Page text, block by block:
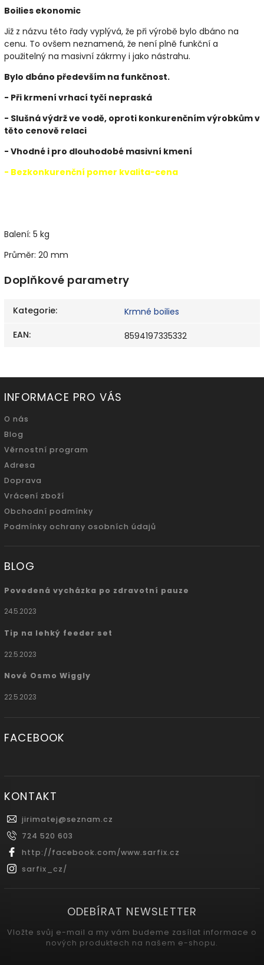
Boilies ekonomic
Již z názvu této řady vyplývá, že při výrobě bylo dbáno na
cenu. To ovšem neznamená, že není plně funkční a
použitelný na masivní zákrmy i jako nástrahu.
Bylo dbáno především na funkčnost.
- Při krmení vrhací tyčí nepraská
- Slušná výdrž ve vodě, oproti konkurenčním výrobkům v
těto cenově relaci
- Vhodné i pro dlouhodobé masivní kmení
- Bezkonkurenční pomer kvalita-cena
Balení: 5 kg
Průměr: 20 mm
Doplňkové parametry
Kategorie:
Krmné boilies
EAN: 8594197335332
INFORMACE PRO VÁS
O nás
Blog
Věrnostní program
Adresa
Doprava
Vrácení zboží
Obchodní podmínky
Podmínky ochrany osobních údajů
BLOG
Povedená vycházka po zdravotní pauze
24.5.2023
Tip na lehký feeder set
22.5.2023
Nové Osmo Wiggly
22.5.2023
FACEBOOK
KONTAKT
jirimatej@seznam.cz
724 520 603
http://facebook.com/www.sarfix.cz
sarfix_cz/
ODEBÍRAT NEWSLETTER
Vložte svůj e-mail a my vám budeme zasílat informace o
nových produktech na našem e-shopu.